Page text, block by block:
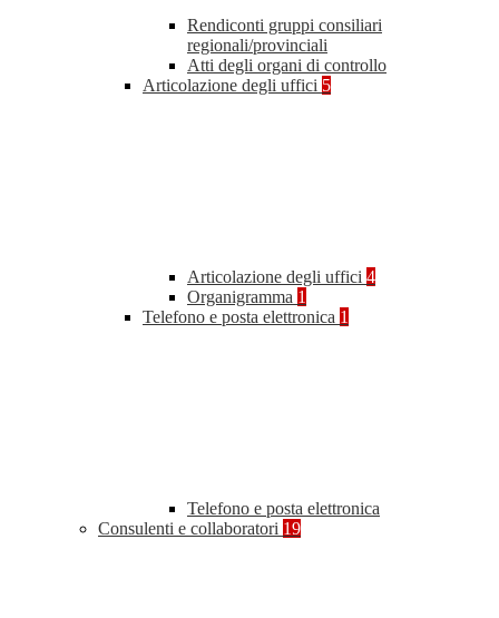
Rendiconti gruppi consiliari
regionali/provinciali
Atti degli organi di controllo
Articolazione degli uffici 5
Articolazione degli uffici 4
Organigramma 1
Telefono e posta elettronica 1
Telefono e posta elettronica
Consulenti e collaboratori 19